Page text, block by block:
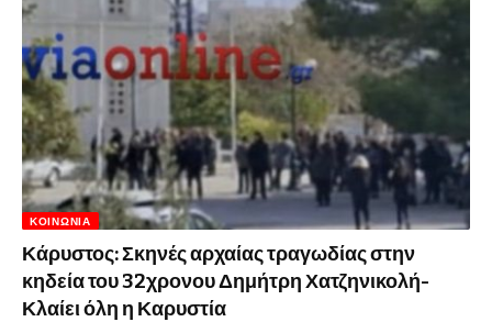
ΚΟΙΝΩΝΊΑ
Κάρυστος: Σκηνές αρχαίας τραγωδίας στην
κηδεία του 32χρονου Δημήτρη Χατζηνικολή-
Κλαίει όλη η Καρυστία